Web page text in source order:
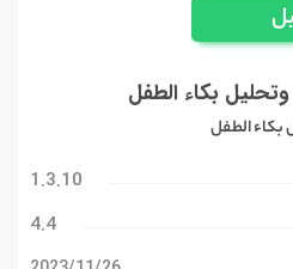
بكاء الطفل
بكاء الطفل
1.3.10
4.4